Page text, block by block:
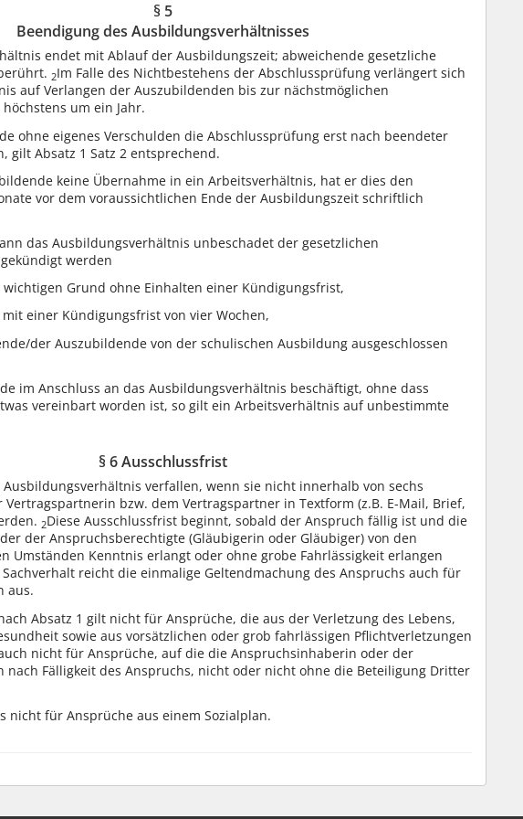
§ 5
Beendigung des Ausbildungsverhältnisses
endet mit Ablauf der Ausbildungszeit; abweichende gesetzliche
2Im Falle des Nichtbestehens der Abschlussprüfung verlängert sich
auf Verlangen der Auszubildenden bis zur nächstmöglichen
um ein Jahr.
ohne eigenes Verschulden die Abschlussprüfung erst nach beendeter
gilt Absatz 1 Satz 2 entsprechend.
keine Übernahme in ein Arbeitsverhältnis, hat er dies den
vor dem voraussichtlichen Ende der Ausbildungszeit schriftlich
das Ausbildungsverhältnis unbeschadet der gesetzlichen
werden
Grund ohne Einhalten einer Kündigungsfrist,
einer Kündigungsfrist von vier Wochen,
der Auszubildende von der schulischen Ausbildung ausgeschlossen
im Anschluss an das Ausbildungsverhältnis beschäftigt, ohne dass
vereinbart worden ist, so gilt ein Arbeitsverhältnis auf unbestimmte
§ 6 Ausschlussfrist
verfallen, wenn sie nicht innerhalb von sechs
bzw. dem Vertragspartner in Textform (z.B. E-Mail, Brief,
2Diese Ausschlussfrist beginnt, sobald der Anspruch fällig ist und die
der Anspruchsberechtigte (Gläubigerin oder Gläubiger) von den
Umständen Kenntnis erlangt oder ohne grobe Fahrlässigkeit erlangen
reicht die einmalige Geltendmachung des Anspruchs auch für
aus.
Absatz 1 gilt nicht für Ansprüche, die aus der Verletzung des Lebens,
sowie aus vorsätzlichen oder grob fahrlässigen Pflichtverletzungen
nicht für Ansprüche, auf die die Anspruchsinhaberin oder der
nach Fälligkeit des Anspruchs, nicht oder nicht ohne die Beteiligung Dritter
nicht für Ansprüche aus einem Sozialplan.